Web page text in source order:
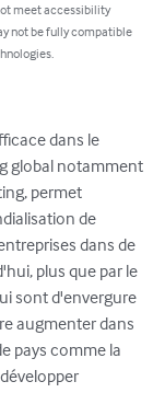
meet accessibility
not be fully compatible
dans le
global notamment
permet
de
dans de
plus que par le
sont d'envergure
augmenter dans
pays comme la